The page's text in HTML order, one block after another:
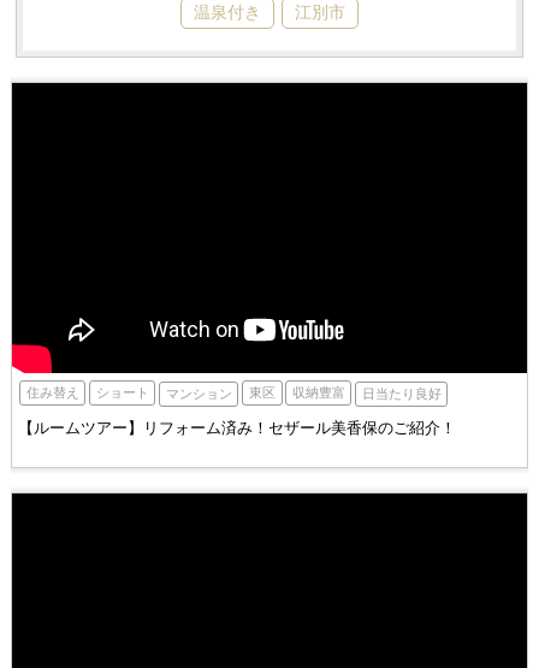
温泉付き
江別市
住み替え ショート マンション 東区 収納豊富 日当たり良好
【ルームツアー】リフォーム済み！セザール美香保のご紹介！